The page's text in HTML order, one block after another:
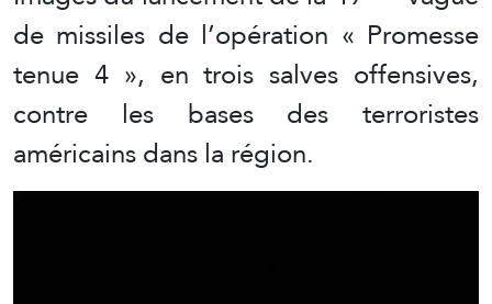
de missiles de l’opération « Promesse
tenue 4 », en trois salves offensives,
contre les bases des terroristes
américains dans la région.